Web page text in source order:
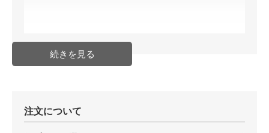
注文について